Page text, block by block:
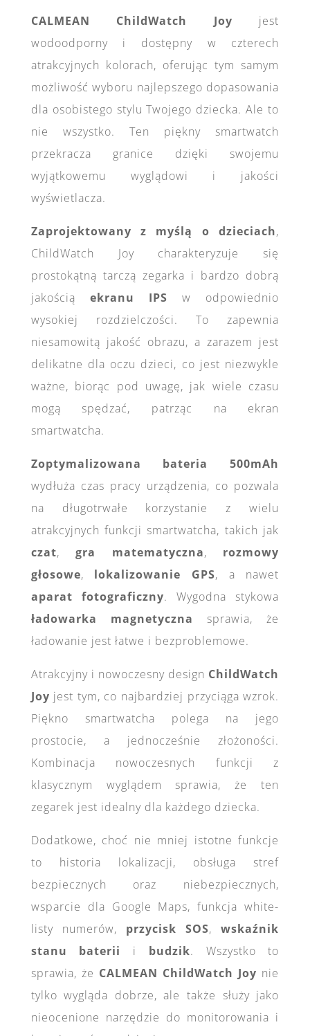
CALMEAN ChildWatch Joy jest
wodoodporny i dostępny w czterech
atrakcyjnych kolorach, oferując tym samym
możliwość wyboru najlepszego dopasowania
dla osobistego stylu Twojego dziecka. Ale to
nie wszystko. Ten piękny smartwatch
przekracza granice dzięki swojemu
wyjątkowemu wyglądowi i jakości
wyświetlacza.
Zaprojektowany z myślą o dzieciach,
ChildWatch Joy charakteryzuje się
prostokątną tarczą zegarka i bardzo dobrą
jakością ekranu IPS w odpowiednio
wysokiej rozdzielczości. To zapewnia
niesamowitą jakość obrazu, a zarazem jest
delikatne dla oczu dzieci, co jest niezwykle
ważne, biorąc pod uwagę, jak wiele czasu
mogą spędzać, patrząc na ekran
smartwatcha.
Zoptymalizowana bateria 500mAh
wydłuża czas pracy urządzenia, co pozwala
na długotrwałe korzystanie z wielu
atrakcyjnych funkcji smartwatcha, takich jak
czat,gra matematyczna, rozmowy
głosowe, lokalizowanie GPS, a nawet
aparat fotograficzny. Wygodna stykowa
ładowarka magnetyczna sprawia, że
ładowanie jest łatwe i bezproblemowe.
Atrakcyjny i nowoczesny design ChildWatch
Joy jest tym, co najbardziej przyciąga wzrok.
Piękno smartwatcha polega na jego
prostocie, a jednocześnie złożoności.
Kombinacja nowoczesnych funkcji z
klasycznym wyglądem sprawia, że ten
zegarek jest idealny dla każdego dziecka.
Dodatkowe, choć nie mniej istotne funkcje
to historia lokalizacji, obsługa stref
bezpiecznych oraz niebezpiecznych,
wsparcie dla Google Maps, funkcja white-
listy numerów, przycisk SOS,wskaźnik
stanu baterii
i budzik. Wszystko to
sprawia, że CALMEAN ChildWatch Joy nie
tylko wygląda dobrze, ale także służy jako
nieocenione narzędzie do monitorowania i